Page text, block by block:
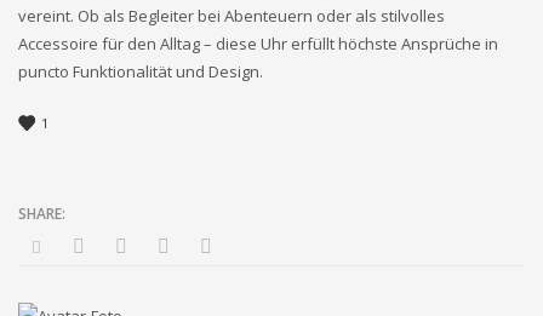
vereint. Ob als Begleiter bei Abenteuern oder als stilvolles
Accessoire für den Alltag – diese Uhr erfüllt höchste Ansprüche in
puncto Funktionalität und Design.
1